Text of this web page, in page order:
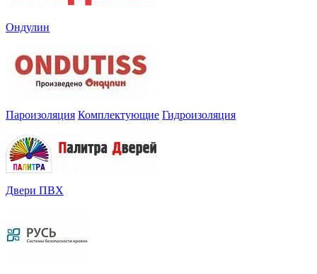
Ондулин
Пароизоляция Комплектующие Гидроизоляция
Двери ПВХ